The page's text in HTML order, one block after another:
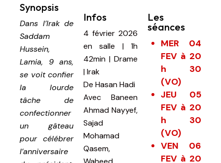
Synopsis
Dans l’Irak de
Saddam
Hussein,
Lamia, 9 ans,
se voit confier
la lourde
tâche de
confectionner
un gâteau
pour célébrer
l’anniversaire
Infos
4 février 2026
en salle |1h
42min | Drame
| Irak
De Hasan Hadi
Avec Baneen
Ahmad Nayyef,
Sajad
Mohamad
Qasem,
Les
séances
MER 04
FEV à 20
h 30
(VO)
JEU 05
FEV à 20
h 30
(VO)
VEN 06
FEV à 20